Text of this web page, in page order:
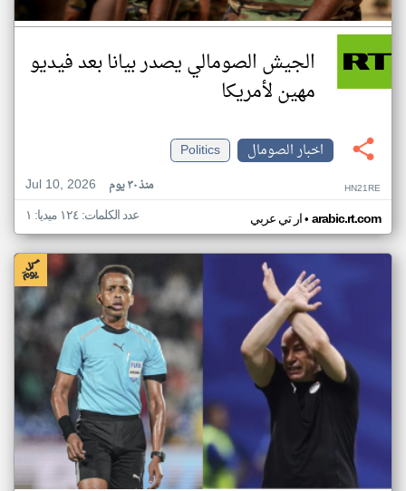
الجيش الصومالي يصدر بيانا بعد فيديو
مهين لأمريكا
اخبار الصومال
Politics
Jul 10, 2026
منذ ٣٠ يوم HN21RE
ار تي عربي• arabic.rt.com عدد الكلمات: ١٢٤ ميديا: ١